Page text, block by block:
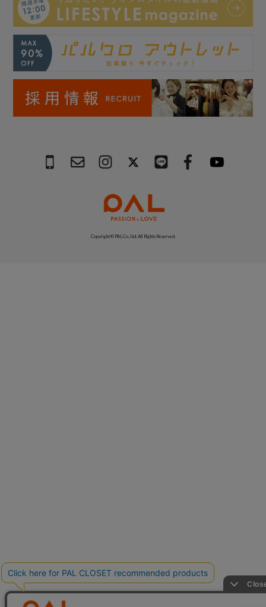
Copyright © PAL Co.,ltd. All Rights Reserved.